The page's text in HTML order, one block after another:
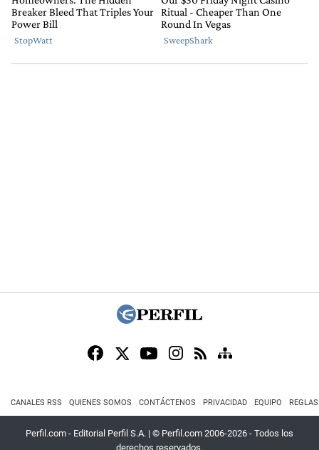
CANALES RSS QUIENES SOMOS CONTÁCTENOS PRIVACIDAD EQUIPO
Perfil.com - Editorial Perfil S.A. | © Perfil.com 2006-2026 - Todos los
derechos reservados.